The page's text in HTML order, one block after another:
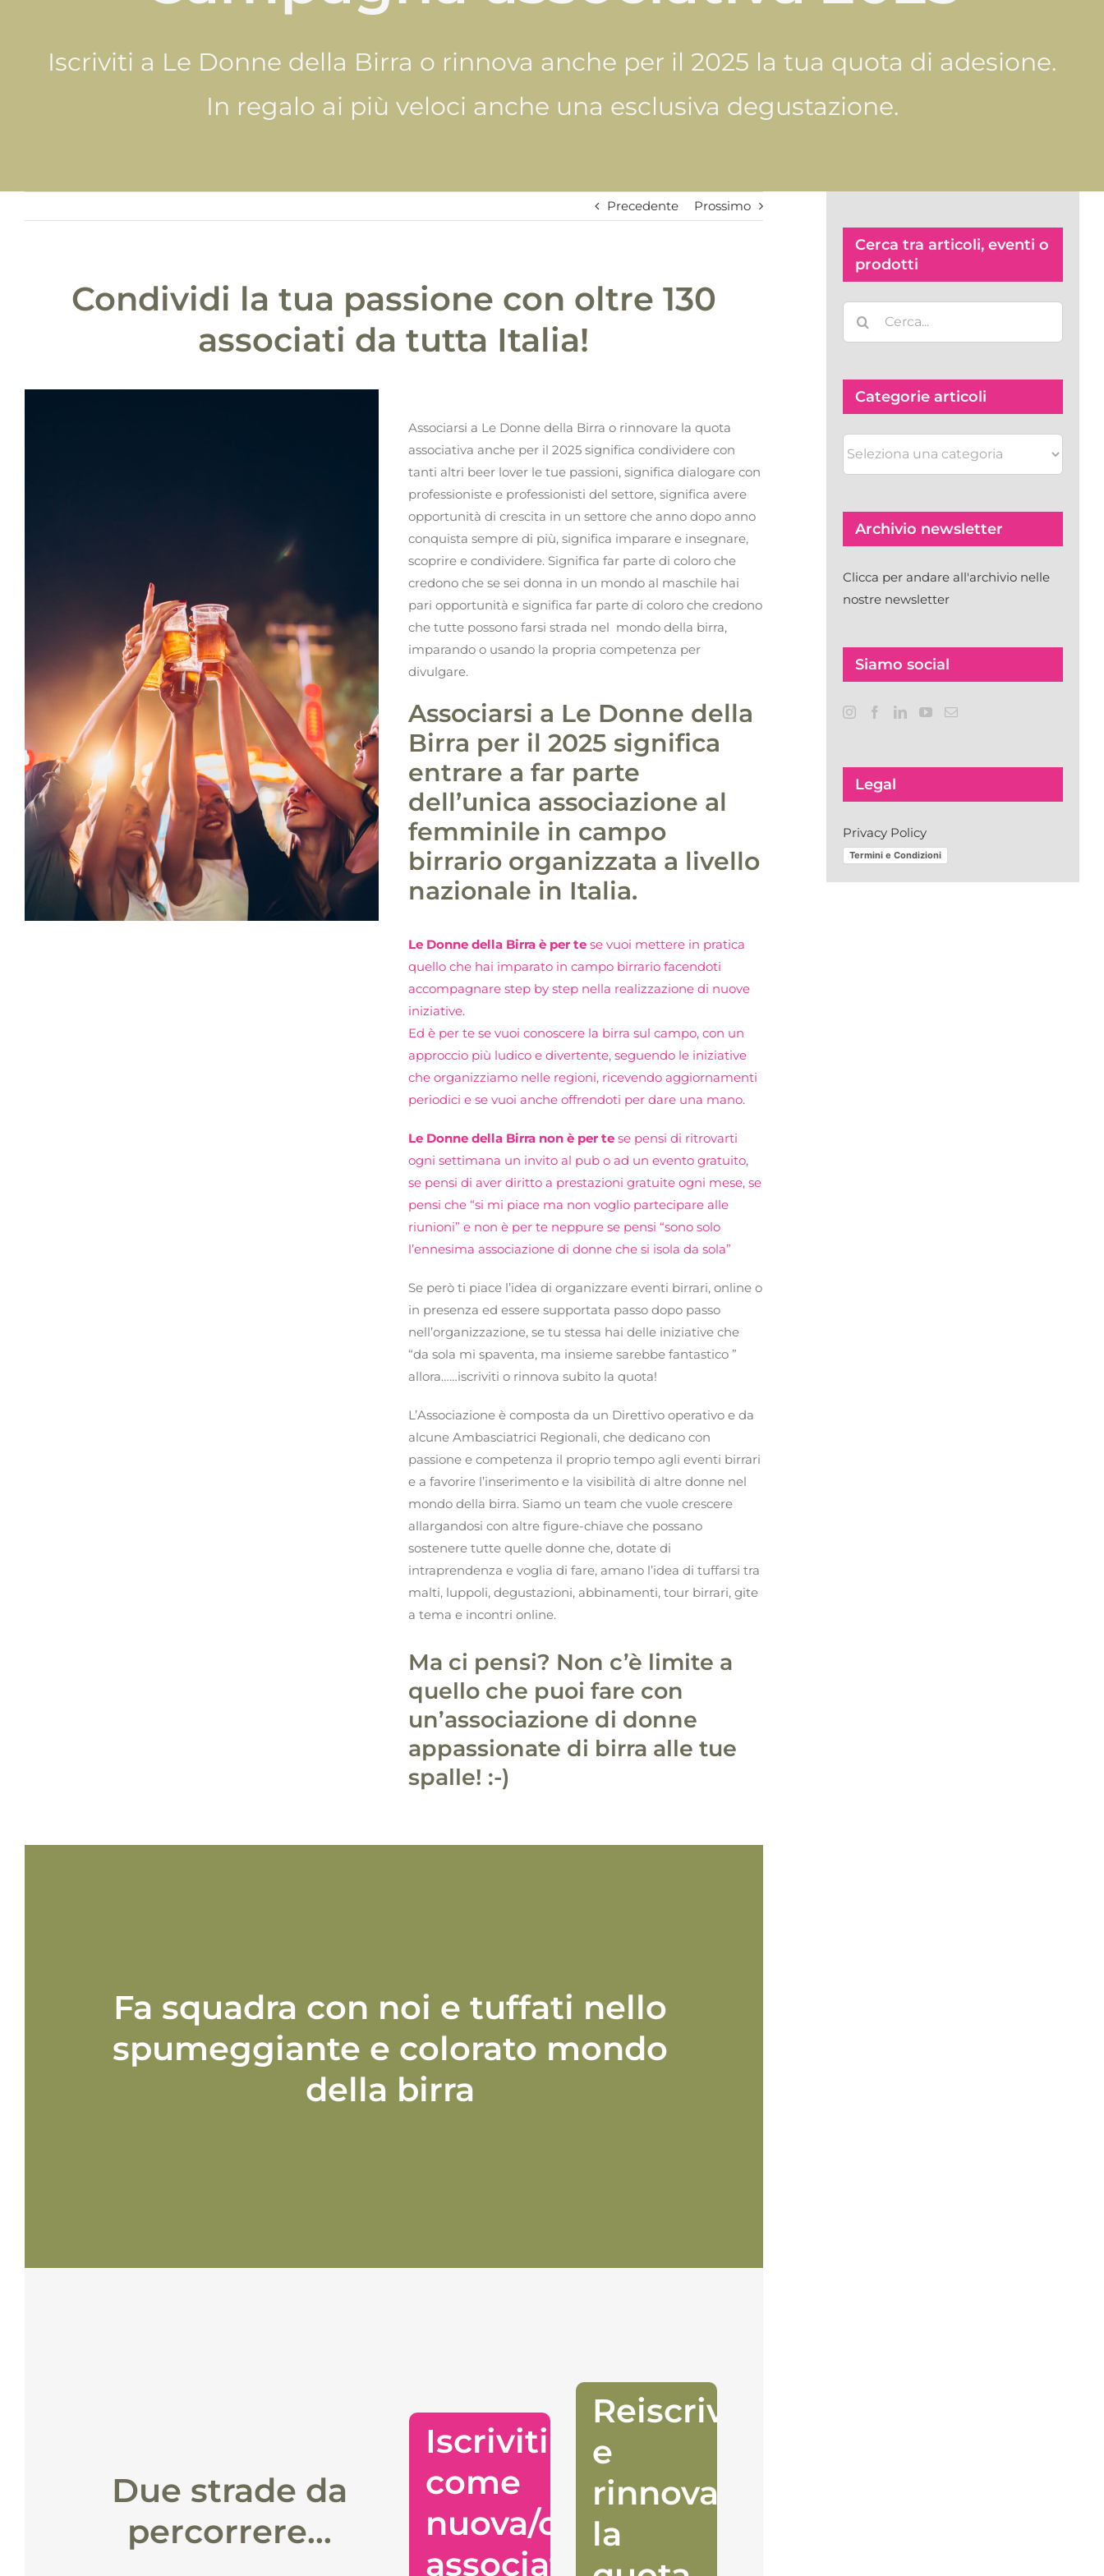
Iscriviti a Le Donne della Birra o rinnova anche per il 2025 la tua quota di adesione.
In regalo ai più veloci anche una esclusiva degustazione.
Precedente Prossimo
Condividi la tua passione con oltre 130
associati da tutta Italia!
Associarsi a Le Donne della Birra o rinnovare la quota
associativa anche per il 2025 significa condividere con
tanti altri beer lover le tue passioni, significa dialogare con
professioniste e professionisti del settore, significa avere
opportunità di crescita in un settore che anno dopo anno
conquista sempre di più, significa imparare e insegnare,
scoprire e condividere. Significa far parte di coloro che
credono che se sei donna in un mondo al maschile hai
pari opportunità e significa far parte di coloro che credono
che tutte possono farsi strada nel mondo della birra,
imparando o usando la propria competenza per
divulgare.
Associarsi a Le Donne della
Birra per il 2025 significa
entrare a far parte
dell’unica associazione al
femminile in campo
birrario organizzata a livello
nazionale in Italia.
Le Donne della Birra è per te se vuoi mettere in pratica
quello che hai imparato in campo birrario facendoti
accompagnare step by step nella realizzazione di nuove
iniziative.
Ed è per te se vuoi conoscere la birra sul campo, con un
approccio più ludico e divertente, seguendo le iniziative
che organizziamo nelle regioni, ricevendo aggiornamenti
periodici e se vuoi anche offrendoti per dare una mano.
Le Donne della Birra non è per te se pensi di ritrovarti
ogni settimana un invito al pub o ad un evento gratuito,
se pensi di aver diritto a prestazioni gratuite ogni mese, se
pensi che “si mi piace ma non voglio partecipare alle
riunioni” e non è per te neppure se pensi “sono solo
l’ennesima associazione di donne che si isola da sola”
Se però ti piace l’idea di organizzare eventi birrari, online o
in presenza ed essere supportata passo dopo passo
nell’organizzazione, se tu stessa hai delle iniziative che
“da sola mi spaventa, ma insieme sarebbe fantastico ”
allora……iscriviti o rinnova subito la quota!
L’Associazione è composta da un Direttivo operativo e da
alcune Ambasciatrici Regionali, che dedicano con
passione e competenza il proprio tempo agli eventi birrari
e a favorire l’inserimento e la visibilità di altre donne nel
mondo della birra. Siamo un team che vuole crescere
allargandosi con altre figure-chiave che possano
sostenere tutte quelle donne che, dotate di
intraprendenza e voglia di fare, amano l’idea di tuffarsi tra
malti, luppoli, degustazioni, abbinamenti, tour birrari, gite
a tema e incontri online.
Ma ci pensi? Non c’è limite a
quello che puoi fare con
un’associazione di donne
appassionate di birra alle tue
spalle! :-)
Fa squadra con noi e tuffati nello
spumeggiante e colorato mondo
della birra
Due strade da
percorrere…
Iscriviti
come
nuova/o
associata/o
Reiscriviti
e
rinnova
la
Cerca tra articoli, eventi o
prodotti
Categorie articoli
Archivio newsletter
Clicca per andare all'archivio nelle
nostre newsletter
Siamo social
Legal
Privacy Policy
Termini e Condizioni